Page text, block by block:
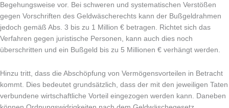
Begehungsweise vor. Bei schweren und systematischen Verstößen
gegen Vorschriften des Geldwäscherechts kann der Bußgeldrahmen
jedoch gemäß Abs. 3 bis zu 1 Million € betragen. Richtet sich das
Verfahren gegen juristische Personen, kann auch dies noch
überschritten und ein Bußgeld bis zu 5 Millionen € verhängt werden.
Hinzu tritt, dass die Abschöpfung von Vermögensvorteilen in Betracht
kommt. Dies bedeutet grundsätzlich, dass der mit den jeweiligen Taten
verbundene wirtschaftliche Vorteil eingezogen werden kann. Daneben